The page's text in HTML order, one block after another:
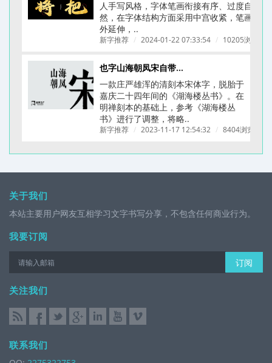
人手写风格，字体笔画衔接有序、过度自
然，在字体结构方面采用中宫收紧，笔画向
外延伸，..
新字推荐 / 2024-01-22 07:33:54 / 10205浏览
也字山海朝凤宋自带文艺古典刻本质感的字体
一款庄严雄浑的清刻本宋体字，脱胎于
嘉庆二十四年间的《湖海楼丛书》。在
明禅刻本的基础上，参考《湖海楼丛
书》进行了调整，将略..
新字推荐 / 2023-11-17 12:54:32 / 8404浏览
关于我们
本站主要用户网友互相学习文字书写分享，不包含任何商业行为。
我要订阅
订阅
关注我们
联系我们